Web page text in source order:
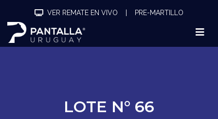
VER REMATE EN VIVO PRE-MARTILLO
LOTE N° 66